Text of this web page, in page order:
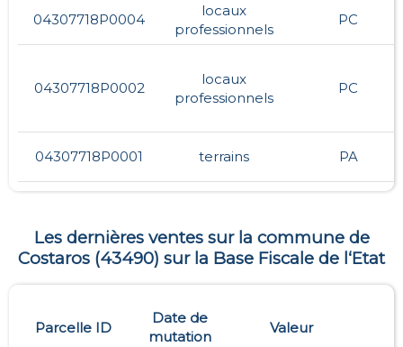
04307718P0004
locaux
professionnels
PC
04307718P0002
locaux
professionnels
PC
04307718P0001 terrains PA
Les dernières ventes sur la commune de
Costaros (43490) sur la Base Fiscale de l‘Etat
Parcelle ID
Date de
mutation
Valeur